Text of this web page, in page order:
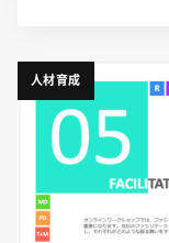
人材育成